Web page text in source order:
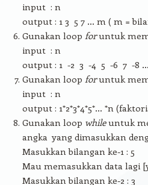
input : n
output : 1 3 5 7 … m ( m =
Gunakan loop foruntuk
input : n
output : 1 -2 3 -4 5 -6 7 -8
Gunakan loop foruntuk
input : n
output : 1*2*3*4*5*… *n
Gunakan loop whileuntuk
angka yang dimasukkan
Masukkan bilangan ke-1 : 5
Mau memasukkan data lagi
Masukkan bilangan ke-2 : 3